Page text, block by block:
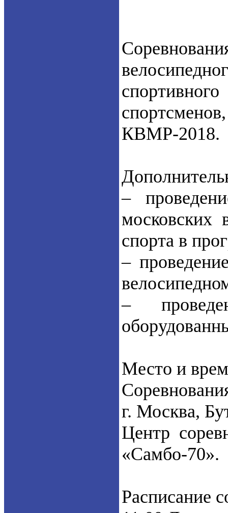
КВМР-2018.
–
московских
спорта в
–
–
Место и
г. Москва,
Центр
«Самбо-70».
Расписание